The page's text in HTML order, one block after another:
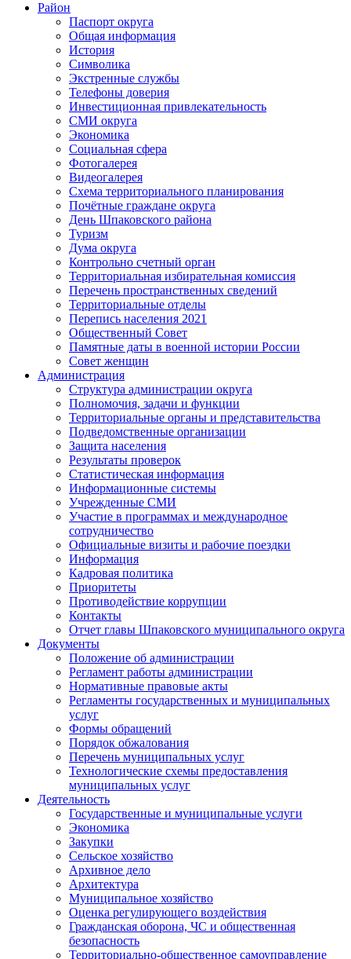
Район
Паспорт округа
Общая информация
История
Символика
Экстренные службы
Телефоны доверия
Инвестиционная привлекательность
СМИ округа
Экономика
Социальная сфера
Фотогалерея
Видеогалерея
Схема территориального планирования
Почётные граждане округа
День Шпаковского района
Туризм
Дума округа
Контрольно счетный орган
Территориальная избирательная комиссия
Перечень пространственных сведений
Территориальные отделы
Перепись населения 2021
Общественный Совет
Памятные даты в военной истории России
Совет женщин
Администрация
Структура администрации округа
Полномочия, задачи и функции
Территориальные органы и представительства
Подведомственные организации
Защита населения
Результаты проверок
Статистическая информация
Информационные системы
Учрежденные СМИ
Участие в программах и международное
сотрудничество
Официальные визиты и рабочие поездки
Информация
Кадровая политика
Приоритеты
Противодействие коррупции
Контакты
Отчет главы Шпаковского муниципального округа
Документы
Положение об администрации
Регламент работы администрации
Нормативные правовые акты
Регламенты государственных и муниципальных
услуг
Формы обращений
Порядок обжалования
Перечень муниципальных услуг
Технологические схемы предоставления
муниципальных услуг
Деятельность
Государственные и муниципальные услуги
Экономика
Закупки
Сельское хозяйство
Архивное дело
Архитектура
Муниципальное хозяйство
Оценка регулирующего воздействия
Гражданская оборона, ЧС и общественная
безопасность
Территориально-общественное самоуправление